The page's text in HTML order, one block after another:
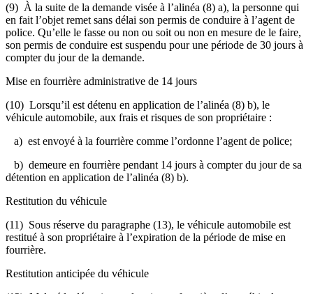
(9) À la suite de la demande visée à l’alinéa (8) a), la personne qui
en fait l’objet remet sans délai son permis de conduire à l’agent de
police. Qu’elle le fasse ou non ou soit ou non en mesure de le faire,
son permis de conduire est suspendu pour une période de 30 jours à
compter du jour de la demande.
Mise en fourrière administrative de 14 jours
(10) Lorsqu’il est détenu en application de l’alinéa (8) b), le
véhicule automobile, aux frais et risques de son propriétaire :
a) est envoyé à la fourrière comme l’ordonne l’agent de police;
b) demeure en fourrière pendant 14 jours à compter du jour de sa
détention en application de l’alinéa (8) b).
Restitution du véhicule
(11) Sous réserve du paragraphe (13), le véhicule automobile est
restitué à son propriétaire à l’expiration de la période de mise en
fourrière.
Restitution anticipée du véhicule